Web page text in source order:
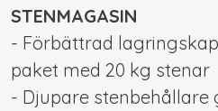
STENMAGASIN
- Förbättrad
paket med 20 kg stenar
- Djupare stenbehållare